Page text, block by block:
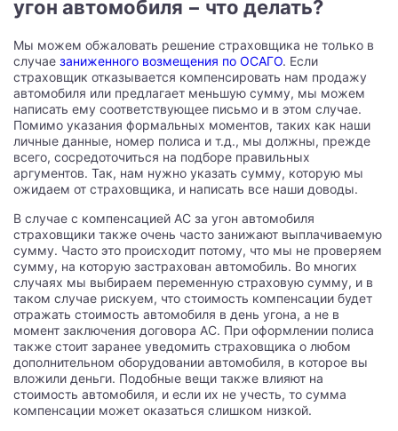
угон автомобиля − что делать?
Мы можем обжаловать решение страховщика не только в
случае заниженного возмещения по ОСАГО. Если
страховщик отказывается компенсировать нам продажу
автомобиля или предлагает меньшую сумму, мы можем
написать ему соответствующее письмо и в этом случае.
Помимо указания формальных моментов, таких как наши
личные данные, номер полиса и т.д., мы должны, прежде
всего, сосредоточиться на подборе правильных
аргументов. Так, нам нужно указать сумму, которую мы
ожидаем от страховщика, и написать все наши доводы.
В случае с компенсацией AC за угон автомобиля
страховщики также очень часто занижают выплачиваемую
сумму. Часто это происходит потому, что мы не проверяем
сумму, на которую застрахован автомобиль. Во многих
случаях мы выбираем переменную страховую сумму, и в
таком случае рискуем, что стоимость компенсации будет
отражать стоимость автомобиля в день угона, а не в
момент заключения договора AC. При оформлении полиса
также стоит заранее уведомить страховщика о любом
дополнительном оборудовании автомобиля, в которое вы
вложили деньги. Подобные вещи также влияют на
стоимость автомобиля, и если их не учесть, то сумма
компенсации может оказаться слишком низкой.